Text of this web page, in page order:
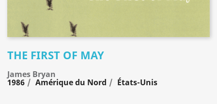
THE FIRST OF MAY
James Bryan
1986 Amérique du Nord États-Unis